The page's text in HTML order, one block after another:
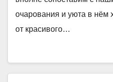
очарования и уюта в нём
от красивого…